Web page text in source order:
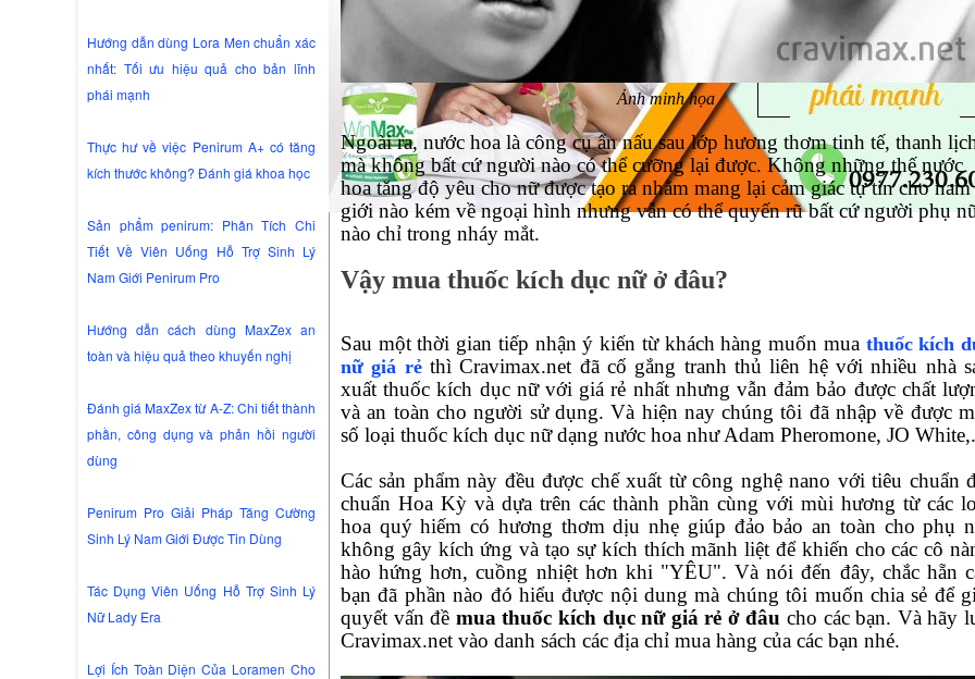
Hướng dẫn dùng Lora Men chuẩn xác
nhất: Tối ưu hiệu quả cho bản lĩnh
phái mạnh
Thực hư về việc Penirum A+ có tăng
kích thước không? Đánh giá khoa học
Sản phẩm penirum: Phân Tích Chi
Tiết Về Viên Uống Hỗ Trợ Sinh Lý
Nam Giới Penirum Pro
Hướng dẫn cách dùng MaxZex an
toàn và hiệu quả theo khuyến nghị
Đánh giá MaxZex từ A-Z: Chi tiết thành
phần, công dụng và phản hồi người
dùng
Penirum Pro Giải Pháp Tăng Cường
Sinh Lý Nam Giới Được Tin Dùng
Tác Dụng Viên Uống Hỗ Trợ Sinh Lý
Nữ Lady Era
Lợi Ích Toàn Diện Của Loramen Cho
Ảnh minh họa
Ngoài ra, nước hoa là công cụ ẩn nấu sau lớp hương thơm tinh tế, thanh
mà không bất cứ người nào có thể cưỡng lại được. Không những thế nước
hoa tăng độ yêu cho nữ được tạo ra nhằm mang lại cảm giác tự tin cho nam
giới nào kém về ngoại hình nhưng vẫn có thể quyến rũ bất cứ người phụ
nào chỉ trong nháy mắt.
Vậy mua thuốc kích dục nữ ở đâu?
Sau một thời gian tiếp nhận ý kiến từ khách hàng muốn mua thuốc kích
nữ giá rẻthì Cravimax.net đã cố gắng tranh thủ liên hệ với nhiều nhà
xuất thuốc kích dục nữ với giá rẻ nhất nhưng vẫn đảm bảo được chất
và an toàn cho người sử dụng. Và hiện nay chúng tôi đã nhập về được
số loại thuốc kích dục nữ dạng nước hoa như Adam Pheromone, JO
Các sản phẩm này đều được chế xuất từ công nghệ nano với tiêu chuẩn
chuẩn Hoa Kỳ và dựa trên các thành phần cùng với mùi hương từ các
hoa quý hiếm có hương thơm dịu nhẹ giúp đảo bảo an toàn cho phụ
không gây kích ứng và tạo sự kích thích mãnh liệt để khiến cho các cô
hào hứng hơn, cuồng nhiệt hơn khi "YÊU". Và nói đến đây, chắc hẵn
bạn đã phần nào đó hiểu được nội dung mà chúng tôi muốn chia sẻ để
quyết vấn đề mua thuốc kích dục nữ giá rẻ ở đâu cho các bạn. Và hãy
Cravimax.net vào danh sách các địa chỉ mua hàng của các bạn nhé.